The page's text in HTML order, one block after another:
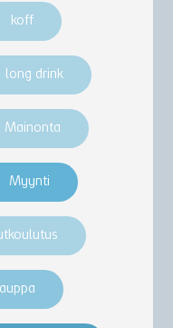
koff
long drink
Mainonta
Myynti